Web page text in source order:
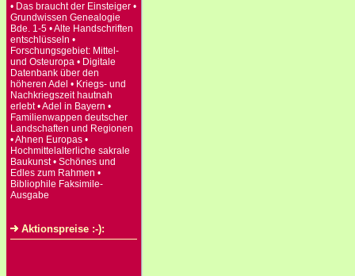
• Das braucht der Einsteiger •
Grundwissen Genealogie
Bde. 1-5 • Alte Handschriften
entschlüsseln •
Forschungsgebiet: Mittel-
und Osteuropa • Digitale
Datenbank über den
höheren Adel • Kriegs- und
Nachkriegszeit hautnah
erlebt • Adel in Bayern •
Familienwappen deutscher
Landschaften und Regionen
• Ahnen Europas •
Hochmittelalterliche sakrale
Baukunst • Schönes und
Edles zum Rahmen •
Bibliophile Faksimile-
Ausgabe
Aktionspreise :-):